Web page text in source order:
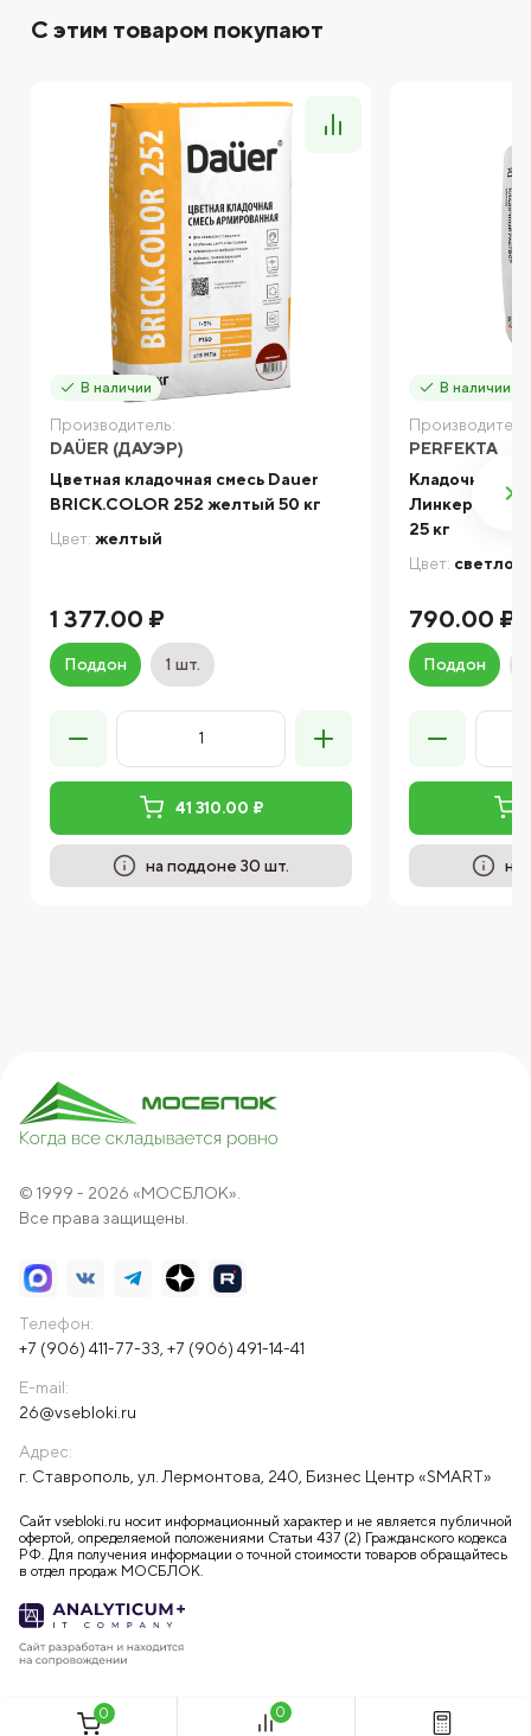
С этим товаром покупают
В наличии
Производитель:
DAÜER (ДАУЭР)
Цветная кладочная смесь Dauer
BRICK.COLOR 252 желтый 50 кг
Цвет: желтый
1 377.00 ₽
Поддон 1 шт.
41 310.00 ₽
на поддоне 30 шт.
В наличии
PERFEKTA
Кладочный
Линкер
25 кг
Цвет: светло-
790.00 ₽
Поддон
на
© 1999 - 2026 «МОСБЛОК».
Все права защищены.
Телефон:
+7 (906) 411-77-33 +7 (906) 491-14-41
E-mail:
26@vsebloki.ru
Адрес:
г. Ставрополь, ул. Лермонтова, 240, Бизнес Центр «SMART»
Сайт vsebloki.ru носит информационный характер и не является публичной
офертой, определяемой положениями Статьи 437 (2) Гражданского кодекса
РФ. Для получения информации о точной стоимости товаров обращайтесь
в отдел продаж МОСБЛОК.
0 0